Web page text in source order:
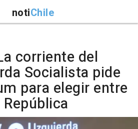
notiChile
corriente del
Socialista pide
para elegir entre